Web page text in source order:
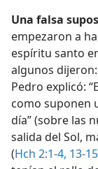
Una falsa
empezaron a
espíritu santo
algunos dijeron:
Pedro explicó:
como suponen
día” (sobre las
salida del Sol,
(Hch 2:1-4, 13-15